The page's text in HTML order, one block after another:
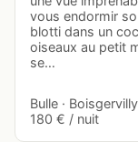
vous endormir
blotti dans un
oiseaux au petit
se…
Bulle ·
180 € / nuit